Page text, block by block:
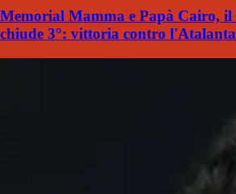
Memorial Mamma e Papà Cairo,
chiude 3°: vittoria contro l'Atalanta